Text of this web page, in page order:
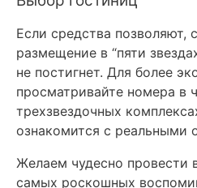
Если средства позволяют,
размещение в “пяти
не постигнет. Для более
просматривайте номера в
трехзвездочных
ознакомится с реальными
Желаем чудесно провести
самых роскошных